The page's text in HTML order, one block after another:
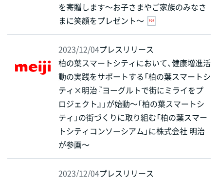
を寄贈します～お子さまやご家族のみなさ
まに笑顔をプレゼント～
2023/12/04プレスリリース
柏の葉スマートシティにおいて、健康増進活
動の実践をサポートする「柏の葉スマートシ
ティ×明治『ヨーグルトで街にミライをプ
ロジェクト』」が始動～「柏の葉スマートシ
ティ」の街づくりに取り組む「柏の葉スマー
トシティコンソーシアム」に株式会社 明治
が参画～
2023/12/04プレスリリース